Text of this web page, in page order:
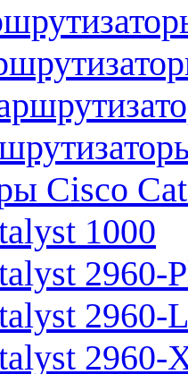
Cisco
1000
2960-
2960-L
2960-